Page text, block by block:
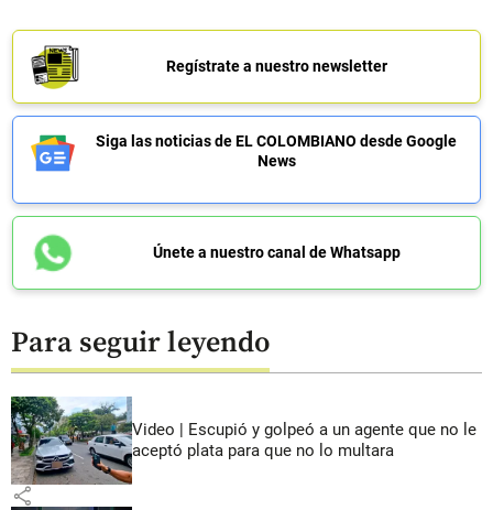
Regístrate a nuestro newsletter
Siga las noticias de EL COLOMBIANO desde Google
News
Únete a nuestro canal de Whatsapp
Para seguir leyendo
Video | Escupió y golpeó a un agente que no le
aceptó plata para que no lo multara
share